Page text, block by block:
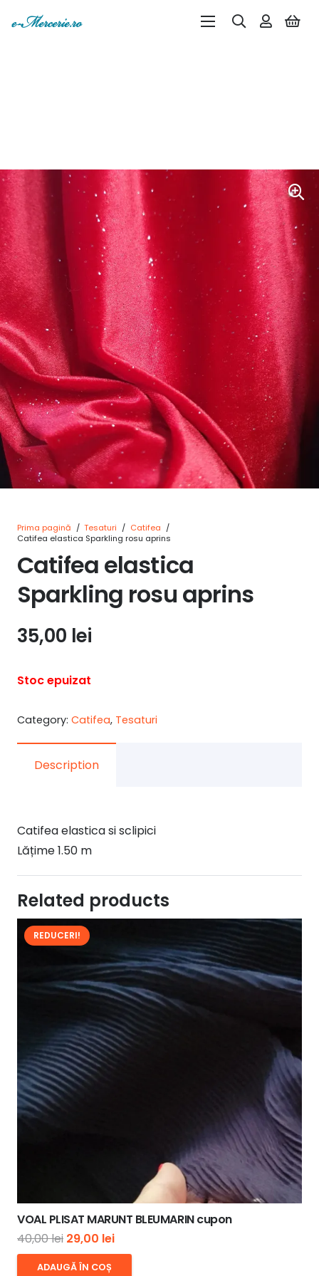
Prima pagină / Tesaturi / Catifea /
Catifea elastica Sparkling rosu aprins
Catifea elastica
Sparkling rosu aprins
35,00 lei
Stoc epuizat
Category: Catifea, Tesaturi
Description
Catifea elastica si sclipici
Lățime 1.50 m
Related products
REDUCERI!
VOAL PLISAT MARUNT BLEUMARIN cupon
40,00lei Prețul
inițial
29,00 leiPrețul
curent
ADAUGĂ ÎN COȘ